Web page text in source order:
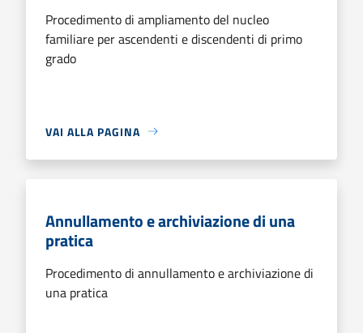
Procedimento di ampliamento del nucleo
familiare per ascendenti e discendenti di primo
grado
VAI ALLA PAGINA
Annullamento e archiviazione di una
pratica
Procedimento di annullamento e archiviazione di
una pratica